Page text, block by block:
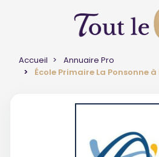
Accueil
Annuaire Pro
École Primaire La Ponsonne